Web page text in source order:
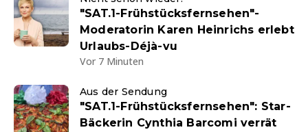
"SAT.1-Frühstücksfernsehen"-
Moderatorin Karen Heinrichs erlebt
Urlaubs-Déjà-vu
Vor 7 Minuten
Aus der Sendung
"SAT.1-Frühstücksfernsehen": Star-
Bäckerin Cynthia Barcomi verrät